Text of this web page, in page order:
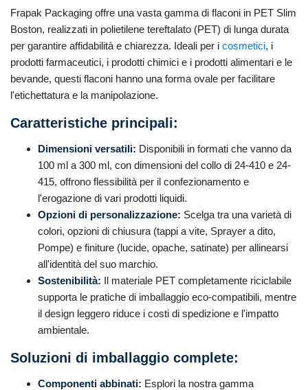
Frapak Packaging offre una vasta gamma di flaconi in PET Slim
Boston, realizzati in polietilene tereftalato (PET) di lunga durata
per garantire affidabilità e chiarezza. Ideali per i cosmetici, i
prodotti farmaceutici, i prodotti chimici e i prodotti alimentari e le
bevande, questi flaconi hanno una forma ovale per facilitare
l'etichettatura e la manipolazione.
Caratteristiche principali:
Dimensioni versatili: Disponibili in formati che vanno da
100 ml a 300 ml, con dimensioni del collo di 24-410 e 24-
415, offrono flessibilità per il confezionamento e
l'erogazione di vari prodotti liquidi.
Opzioni di personalizzazione: Scelga tra una varietà di
colori, opzioni di chiusura (tappi a vite, Sprayer a dito,
Pompe) e finiture (lucide, opache, satinate) per allinearsi
all'identità del suo marchio.
Sostenibilità: Il materiale PET completamente riciclabile
supporta le pratiche di imballaggio eco-compatibili, mentre
il design leggero riduce i costi di spedizione e l'impatto
ambientale.
Soluzioni di imballaggio complete:
Componenti abbinati: Esplori la nostra gamma